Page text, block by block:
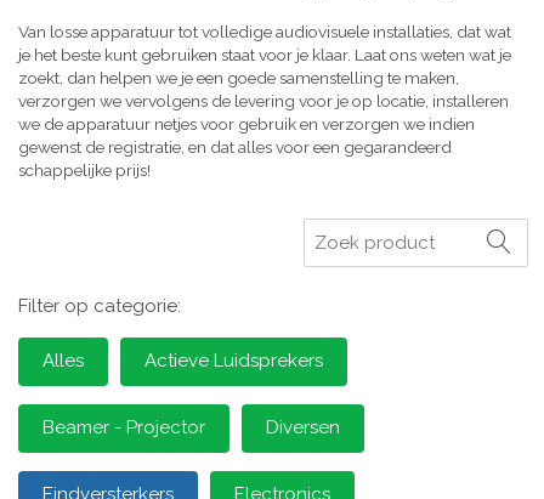
Van losse apparatuur tot volledige audiovisuele installaties, dat wat
je het beste kunt gebruiken staat voor je klaar. Laat ons weten wat je
zoekt, dan helpen we je een goede samenstelling te maken,
verzorgen we vervolgens de levering voor je op locatie, installeren
we de apparatuur netjes voor gebruik en verzorgen we indien
gewenst de registratie, en dat alles voor een gegarandeerd
schappelijke prijs!
Zoeken
Filter op categorie:
Alles Actieve Luidsprekers
Beamer - Projector Diversen
Eindversterkers Electronics